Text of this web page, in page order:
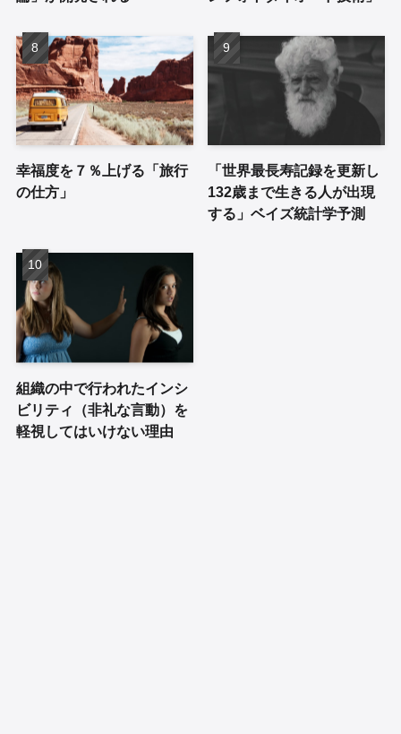
幸福度を７％上げる「旅行
の仕方」
「世界最長寿記録を更新し
132歳まで生きる人が出現
する」ベイズ統計学予測
組織の中で行われたインシ
ビリティ（非礼な言動）を
軽視してはいけない理由